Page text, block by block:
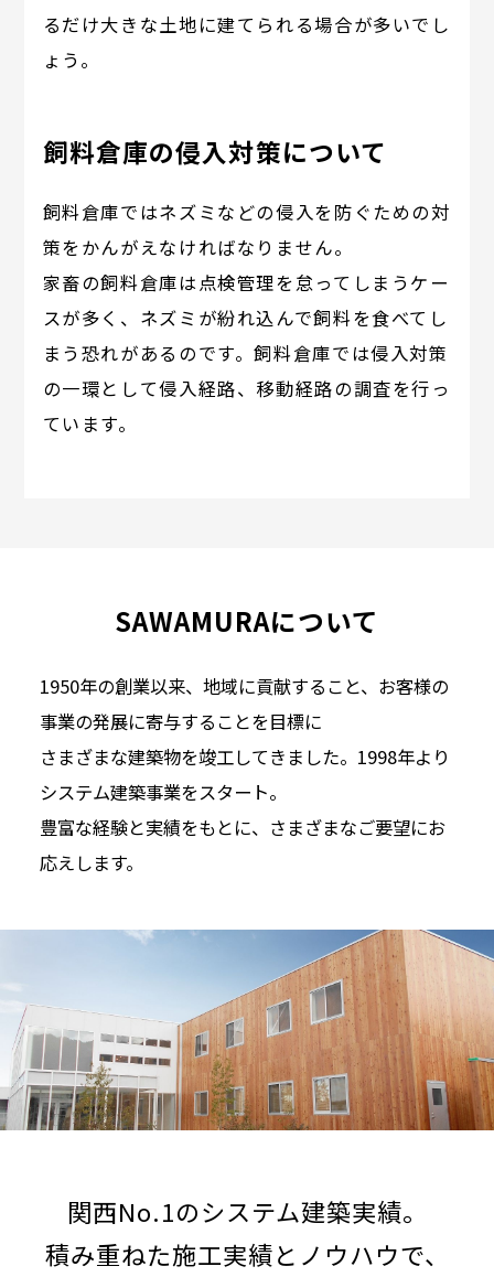
るだけ大きな土地に建てられる場合が多いでし
ょう。
飼料倉庫の侵入対策について
飼料倉庫ではネズミなどの侵入を防ぐための対
策をかんがえなければなりません。
家畜の飼料倉庫は点検管理を怠ってしまうケー
スが多く、ネズミが紛れ込んで飼料を食べてし
まう恐れがあるのです。飼料倉庫では侵入対策
の一環として侵入経路、移動経路の調査を行っ
ています。
SAWAMURAについて
1950年の創業以来、地域に貢献すること、お客様の
事業の発展に寄与することを目標に
さまざまな建築物を竣工してきました。1998年より
システム建築事業をスタート。
豊富な経験と実績をもとに、さまざまなご要望にお
応えします。
関西No.1のシステム建築実績。
積み重ねた施工実績とノウハウで、